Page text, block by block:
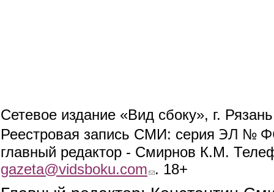
Сетевое издание «Вид сбоку», г.
Реестровая запись СМИ: серия ЭЛ №
главный редактор - Смирнов К.М.
gazeta@vidsboku.com (link sends e-mail)
. 18+